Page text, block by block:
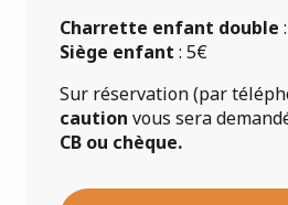
Charrette enfant double
Siège enfant : 5€
Sur réservation (par
caution vous sera
CB ou chèque.